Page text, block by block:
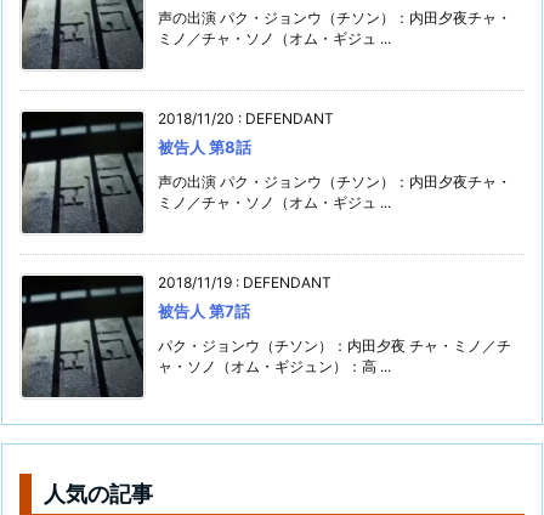
声の出演 パク・ジョンウ（チソン）：内田夕夜チャ・
ミノ／チャ・ソノ（オム・ギジュ ...
2018/11/20 : DEFENDANT
被告人 第8話
声の出演 パク・ジョンウ（チソン）：内田夕夜チャ・
ミノ／チャ・ソノ（オム・ギジュ ...
2018/11/19 : DEFENDANT
被告人 第7話
パク・ジョンウ（チソン）：内田夕夜 チャ・ミノ／チ
ャ・ソノ（オム・ギジュン）：高 ...
人気の記事